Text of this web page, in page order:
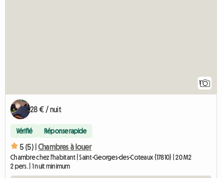
1
28 € / nuit
Vérifié Réponse rapide
5 (5) | Chambres à louer
Chambre chez l'habitant | Saint-Georges-des-Coteaux (17810) | 20 M2
2 pers. | 1 nuit minimum